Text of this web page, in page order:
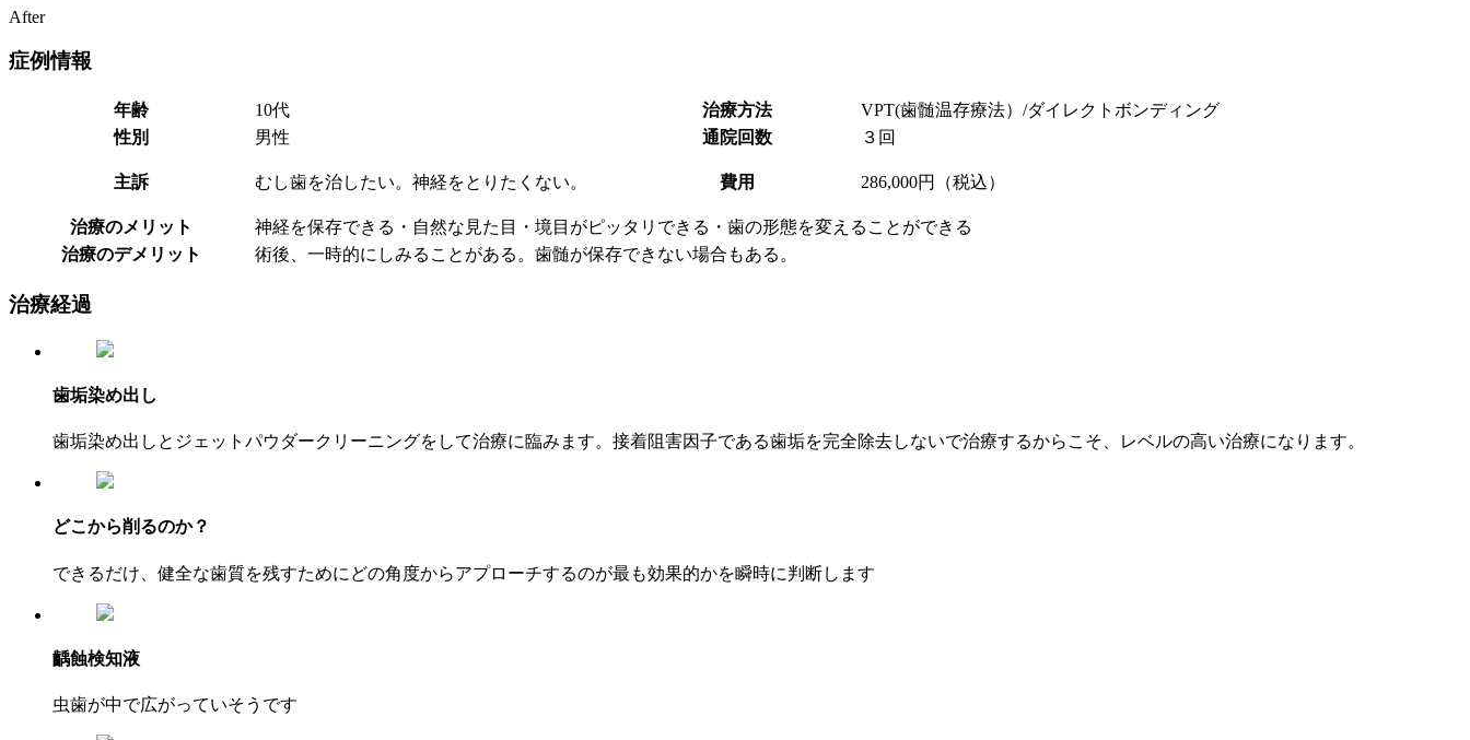
After
症例情報
年齢 10代 治療方法
VPT(歯髄温存療法）/ダイレクトボンディング
性別
男性 通院回数 ３回
主訴 むし歯を治したい。神経をとりたくない。 費用 286,000円（税込）
治療のメリット
神経を保存できる・自然な見た目・境目がピッタリできる・歯の形態を変えることができる
治療のデメリット
術後、一時的にしみることがある。歯髄が保存できない場合もある。
治療経過
歯垢染め出し
歯垢染め出しとジェットパウダークリーニングをして治療に臨みます。接着阻害因子である歯垢を完全除去しないで治療するからこそ、レベルの高い治療になります。
どこから削るのか？
できるだけ、健全な歯質を残すためにどの角度からアプローチするのが最も効果的かを瞬時に判断します
齲蝕検知液
虫歯が中で広がっていそうです